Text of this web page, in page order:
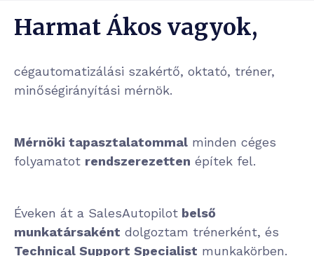
Harmat Ákos vagyok,
cégautomatizálási szakértő, oktató, tréner,
minőségirányítási mérnök.
Mérnöki tapasztalatommal minden céges
folyamatot rendszerezetten építek fel.
Éveken át a SalesAutopilot belső
munkatársaként dolgoztam trénerként, és
Technical Support Specialist munkakörben.